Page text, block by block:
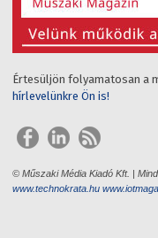
Értesüljön folyamatosan a
hírlevelünkre Ön is!
© Műszaki Média Kiadó Kft. |
www.technokrata.hu